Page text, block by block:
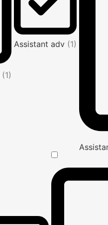
(1)
Assistant adv (1)